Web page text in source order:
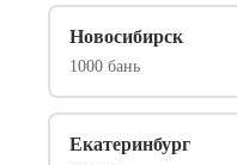
Новосибирск
1000 бань
Екатеринбург